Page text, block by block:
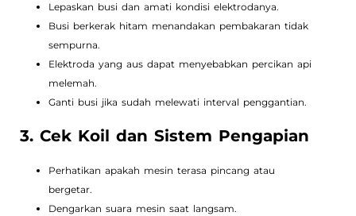
Lepaskan busi dan amati kondisi elektrodanya.
Busi berkerak hitam menandakan pembakaran tidak
sempurna.
Elektroda yang aus dapat menyebabkan percikan api
melemah.
Ganti busi jika sudah melewati interval penggantian.
3. Cek Koil dan Sistem Pengapian
Perhatikan apakah mesin terasa pincang atau
bergetar.
Dengarkan suara mesin saat langsam.